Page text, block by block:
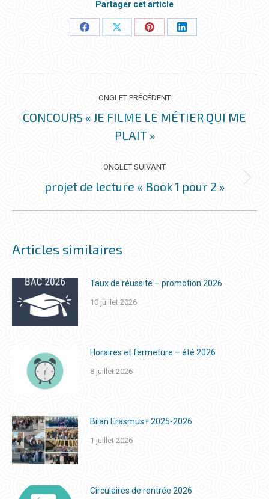
Partager cet article
PartagerPartagerPartagerPartager
NAVIGATION
DE
COMMENTAIRE
ONGLET PRÉCÉDENT
Onglet
précédent
CONCOURS « JE FILME LE MÉTIER QUI ME
PLAIT »
ONGLET SUIVANT
Onglet
projet de lecture « Book 1 pour 2 »
Articles similaires
Taux de réussite – promotion 2026
10 juillet 2026
Horaires et fermeture – été 2026
8 juillet 2026
Bilan Erasmus+ 2025-2026
1 juillet 2026
Circulaires de rentrée 2026